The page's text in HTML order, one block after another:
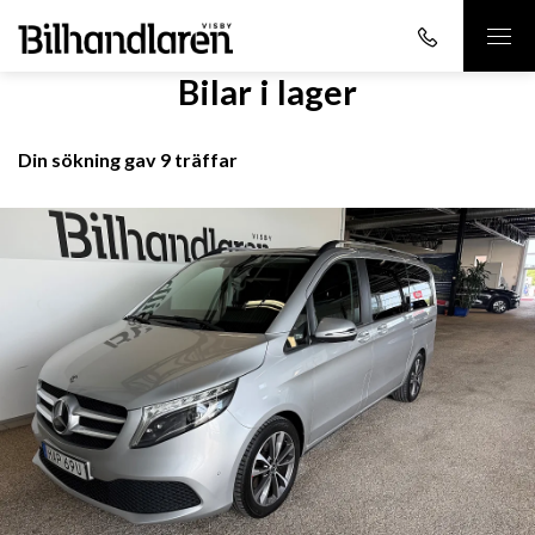
Bilar i lager
Din sökning gav 9 träffar